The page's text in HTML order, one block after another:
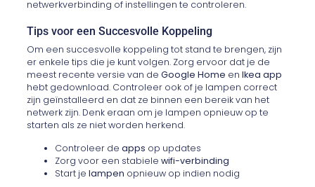
netwerkverbinding of instellingen te controleren.
Tips voor een Succesvolle Koppeling
Om een succesvolle koppeling tot stand te brengen, zijn
er enkele tips die je kunt volgen. Zorg ervoor dat je de
meest recente versie van deGoogle Home enIkea app
hebt gedownload. Controleer ook of je lampen correct
zijn geïnstalleerd en dat ze binnen een bereik van het
netwerk zijn. Denk eraan om je lampen opnieuw op te
starten als ze niet worden herkend.
Controleer deapps op updates
Zorg voor een stabielewifi-verbinding
Start jelampen opnieuw op indien nodig